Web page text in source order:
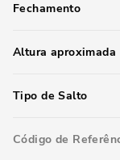
Fechamento
Altura aproximada
Tipo de Salto
Código de